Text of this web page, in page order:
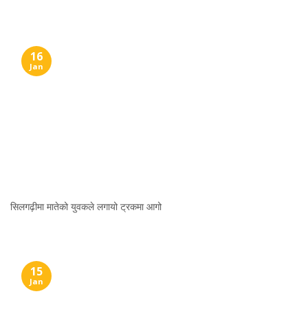
सिलगढ़ीमा मातेको युवकले लगायो ट्रकमा आगो
16
Jan
15
Jan